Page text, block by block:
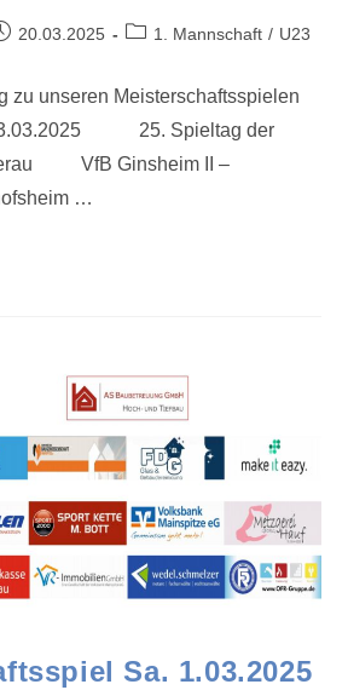
20.03.2025 1. Mannschaft / U23
zu unseren Meisterschaftsspielen
25. Spieltag der
VfB Ginsheim II –
…
Sa. 1.03.2025